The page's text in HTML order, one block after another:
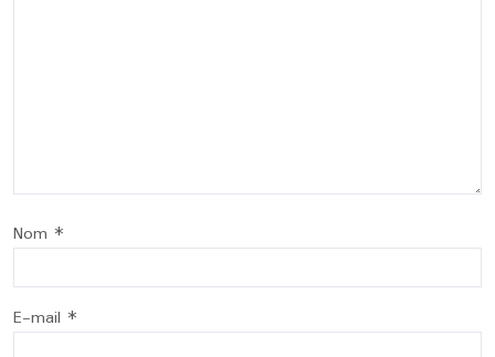
Nom *
E-mail *